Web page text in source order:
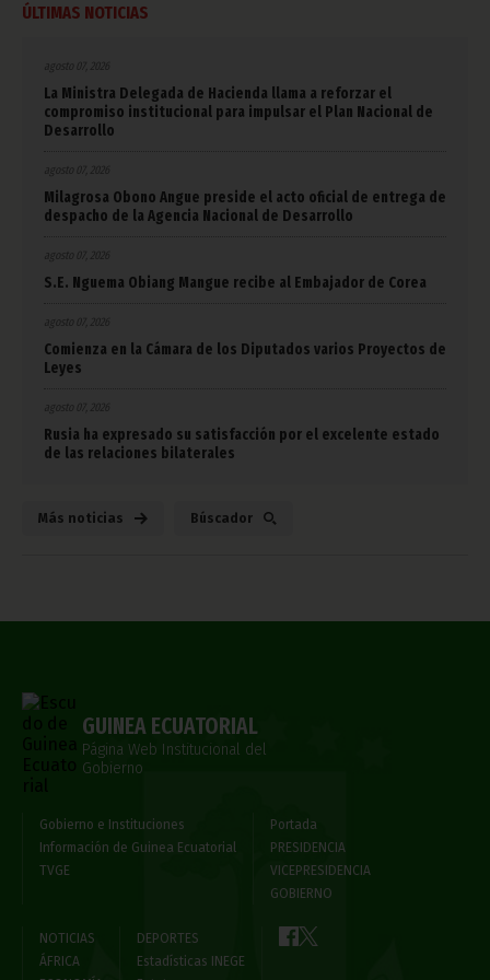
ÚLTIMAS NOTICIAS
agosto 07, 2026
La Ministra Delegada de Hacienda llama a reforzar el
compromiso institucional para impulsar el Plan Nacional de
Desarrollo
agosto 07, 2026
Milagrosa Obono Angue preside el acto oficial de entrega de
despacho de la Agencia Nacional de Desarrollo
agosto 07, 2026
S.E. Nguema Obiang Mangue recibe al Embajador de Corea
agosto 07, 2026
Comienza en la Cámara de los Diputados varios Proyectos de
Leyes
agosto 07, 2026
Rusia ha expresado su satisfacción por el excelente estado
de las relaciones bilaterales
Más noticias Búscador
GUINEA ECUATORIAL
Página Web Institucional del
Gobierno
Gobierno e Instituciones
Información de Guinea Ecuatorial
TVGE
Portada
PRESIDENCIA
VICEPRESIDENCIA
GOBIERNO
NOTICIAS
ÁFRICA
DEPORTES
Estadísticas INEGE